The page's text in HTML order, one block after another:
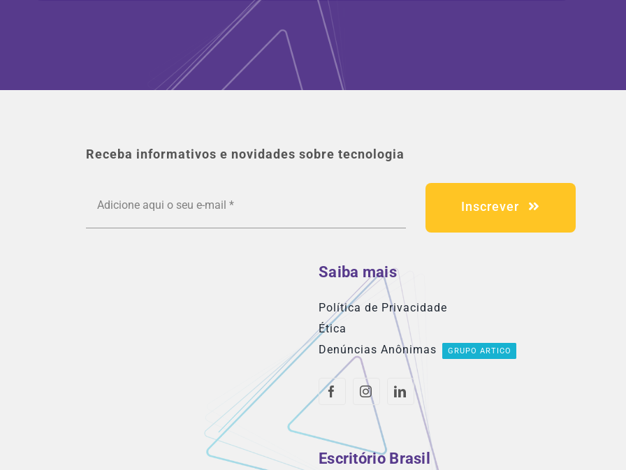
Receba informativos e novidades sobre tecnologia
Inscrever
Saiba mais
Política de Privacidade
Ética
Denúncias Anônimas
GRUPO ARTICO
Escritório Brasil